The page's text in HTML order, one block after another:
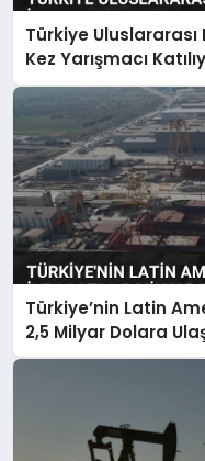
Türkiye Uluslararası
Kez Yarışmacı
Türkiye’nin Latin
2,5 Milyar Dolara